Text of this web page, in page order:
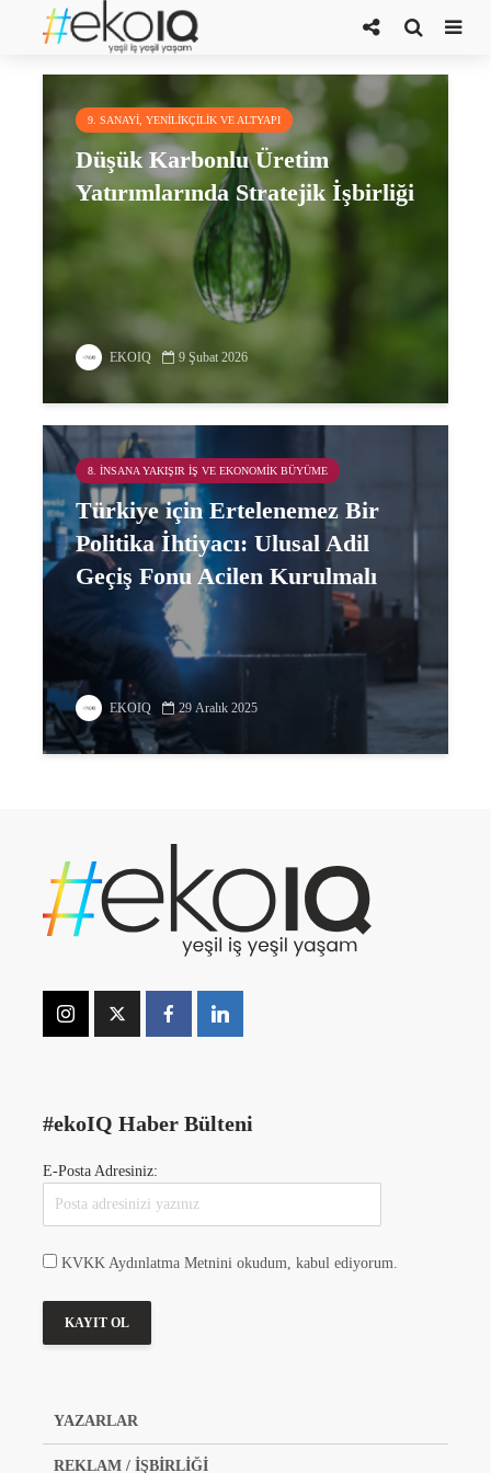
düşük karbonlu üretim
9. SANAYI, YENILIKÇILIK VE ALTYAPI
Düşük Karbonlu Üretim
Yatırımlarında Stratejik İşbirliği
EKOIQ 9 Şubat 2026
8. İNSANA YAKIŞIR İŞ VE EKONOMIK BÜYÜME
Türkiye için Ertelenemez Bir
Politika İhtiyacı: Ulusal Adil
Geçiş Fonu Acilen Kurulmalı
EKOIQ 29 Aralık 2025
#ekoIQ Haber Bülteni
E-Posta Adresiniz:
KVKK Aydınlatma Metnini okudum, kabul ediyorum.
YAZARLAR
REKLAM / İŞBİRLİĞİ